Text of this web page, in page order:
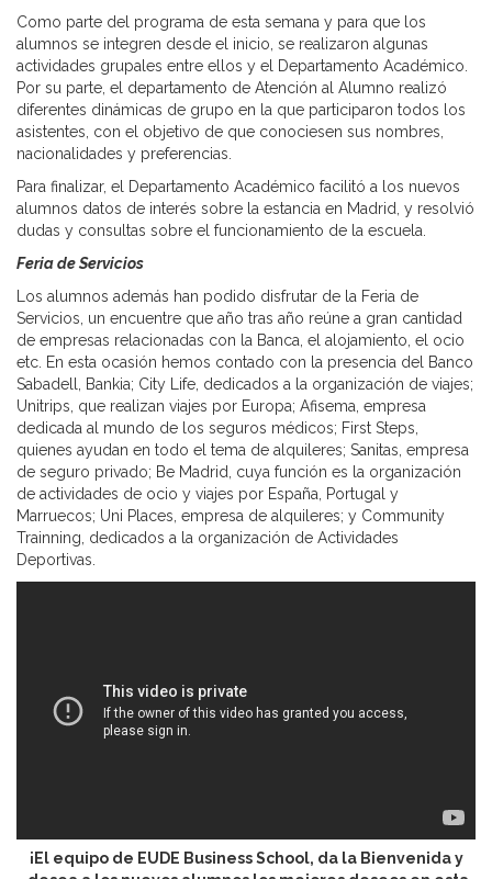
Como parte del programa de esta semana y para que los
alumnos se integren desde el inicio, se realizaron algunas
actividades grupales entre ellos y el Departamento Académico.
Por su parte, el departamento de Atención al Alumno realizó
diferentes dinámicas de grupo en la que participaron todos los
asistentes, con el objetivo de que conociesen sus nombres,
nacionalidades y preferencias.
Para finalizar, el Departamento Académico facilitó a los nuevos
alumnos datos de interés sobre la estancia en Madrid, y resolvió
dudas y consultas sobre el funcionamiento de la escuela.
Feria de Servicios
Los alumnos además han podido disfrutar de la Feria de
Servicios, un encuentre que año tras año reúne a gran cantidad
de empresas relacionadas con la Banca, el alojamiento, el ocio
etc. En esta ocasión hemos contado con la presencia del Banco
Sabadell, Bankia; City Life, dedicados a la organización de viajes;
Unitrips, que realizan viajes por Europa; Afisema, empresa
dedicada al mundo de los seguros médicos; First Steps,
quienes ayudan en todo el tema de alquileres; Sanitas, empresa
de seguro privado; Be Madrid, cuya función es la organización
de actividades de ocio y viajes por España, Portugal y
Marruecos; Uni Places, empresa de alquileres; y Community
Trainning, dedicados a la organización de Actividades
Deportivas.
¡El equipo de EUDE Business School, da la Bienvenida y